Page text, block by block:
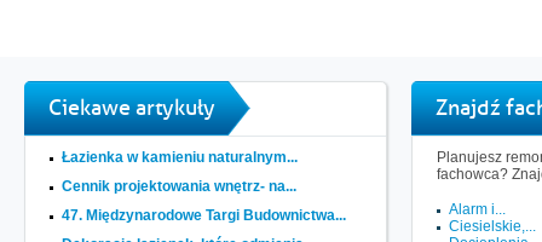
Ciekawe artykuły
Łazienka w kamieniu naturalnym...
Cennik projektowania wnętrz- na...
47. Międzynarodowe Targi Budownictwa...
Znajdź
Planujesz
fachowca?
Alarm i...
Ciesielskie,...